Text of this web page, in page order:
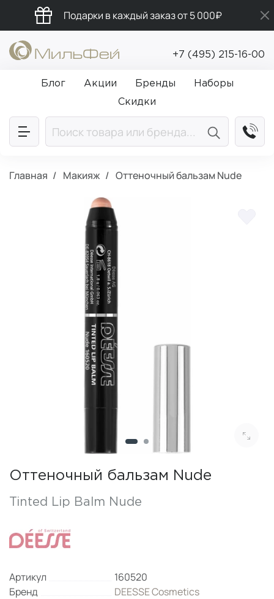
Подарки в каждый заказ от 5 000₽
Промокод ПРИВЕТ
Бесплатная доставка от 5 000₽
+7 (495) 215-16-00
Блог Акции Бренды
Наборы
Скидки
Главная Макияж Оттеночный бальзам Nude
Оттеночный бальзам Nude
Tinted Lip Balm Nude
Артикул
160520
Бренд
DEESSE Cosmetics